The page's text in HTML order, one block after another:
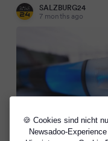
🍪 Cookies sind nicht
Newsadoo-
SALZBURG24
7 months ago